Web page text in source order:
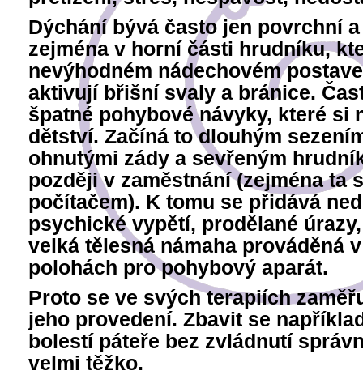
Dýchání bývá často jen povrchní
zejména v horní části hrudníku,
nevýhodném nádechovém
aktivují břišní svaly a bránice.
špatné pohybové návyky, které si
dětství. Začíná to dlouhým
ohnutými zády a sevřeným
později v zaměstnání (zejména ta
počítačem). K tomu se přidává
psychické vypětí, prodělané
velká tělesná námaha prováděná
polohách pro pohybový aparát.
Proto se ve svých terapiích
jeho provedení. Zbavit se
bolestí páteře bez zvládnutí
velmi těžko.